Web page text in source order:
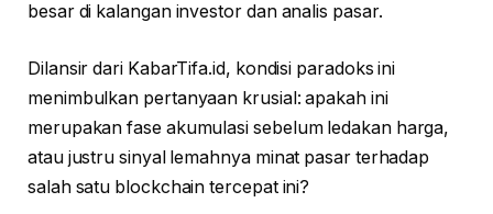
besar di kalangan investor dan analis pasar.
Dilansir dari KabarTifa.id, kondisi paradoks ini
menimbulkan pertanyaan krusial: apakah ini
merupakan fase akumulasi sebelum ledakan harga,
atau justru sinyal lemahnya minat pasar terhadap
salah satu blockchain tercepat ini?